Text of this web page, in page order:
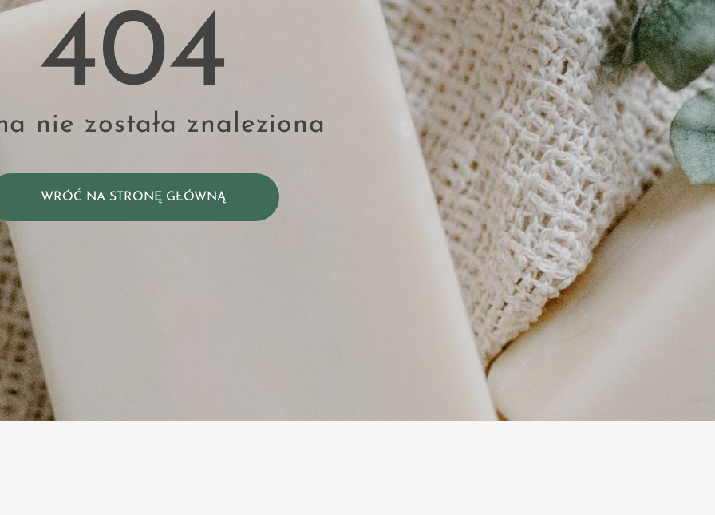
404
nie została znaleziona
WRÓĆ NA STRONĘ GŁÓWNĄ